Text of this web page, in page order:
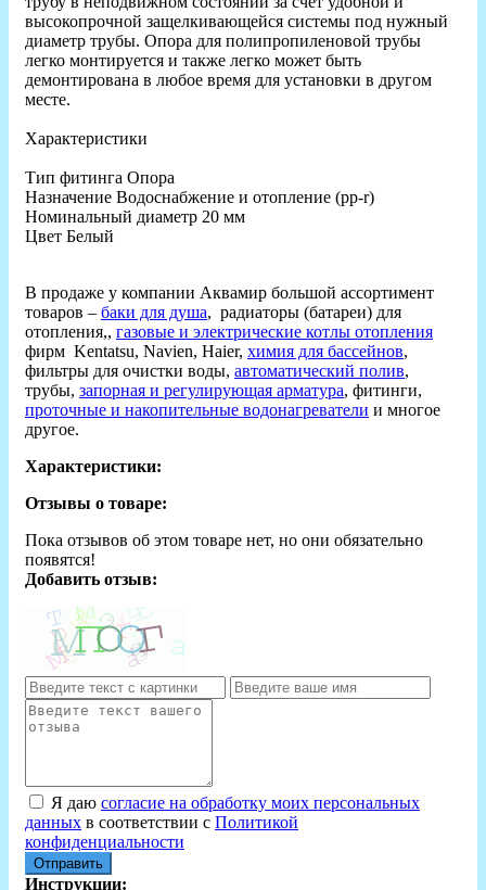
высокопрочной защелкивающейся системы под нужный
диаметр трубы. Опора для полипропиленовой трубы
легко монтируется и также легко может быть
демонтирована в любое время для установки в другом
месте.
Характеристики
Тип фитинга Опора
Назначение Водоснабжение и отопление (рр-r)
Номинальный диаметр 20 мм
Цвет Белый
В продаже у компании Аквамир большой ассортимент
товаров – баки для душа, радиаторы (батареи) для
отопления,, газовые и электрические котлы отопления
фирм Kentatsu, Navien, Haier, химия для бассейнов,
фильтры для очистки воды, автоматический полив,
трубы, запорная и регулирующая арматура, фитинги,
проточные и накопительные водонагреватели и многое
другое.
Характеристики:
Отзывы о товаре:
Пока отзывов об этом товаре нет, но они обязательно
появятся!
Добавить отзыв:
Я даю согласие на обработку моих персональных
данных в соответствии с Политикой
конфиденциальности
Отправить
Инструкции: